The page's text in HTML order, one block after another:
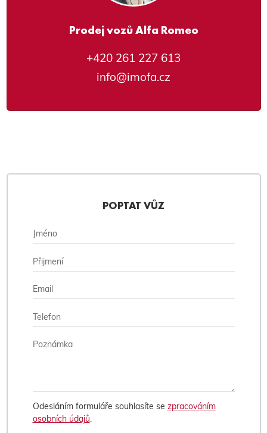
Prodej vozů Alfa Romeo
+420 261 227 613
info@imofa.cz
POPTAT VŮZ
Odesláním formuláře souhlasíte se zpracováním
osobních údajů.